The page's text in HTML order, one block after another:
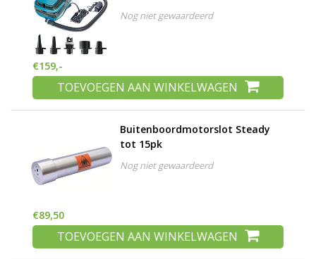
Nog niet gewaardeerd
€159,-
TOEVOEGEN AAN WINKELWAGEN
Buitenboordmotorslot Steady
tot 15pk
Nog niet gewaardeerd
€89,50
TOEVOEGEN AAN WINKELWAGEN